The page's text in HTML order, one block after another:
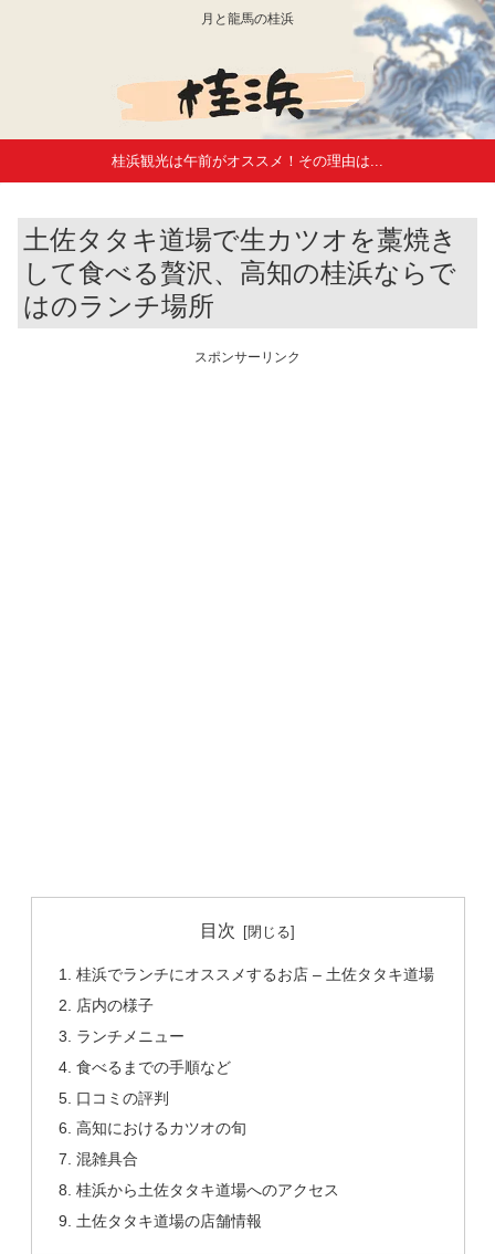
月と龍馬の桂浜
桂浜観光は午前がオススメ！その理由は...
土佐タタキ道場で生カツオを藁焼き
して食べる贅沢、高知の桂浜ならで
はのランチ場所
スポンサーリンク
目次
桂浜でランチにオススメするお店 – 土佐タタキ道場
店内の様子
ランチメニュー
食べるまでの手順など
口コミの評判
高知におけるカツオの旬
混雑具合
桂浜から土佐タタキ道場へのアクセス
土佐タタキ道場の店舗情報